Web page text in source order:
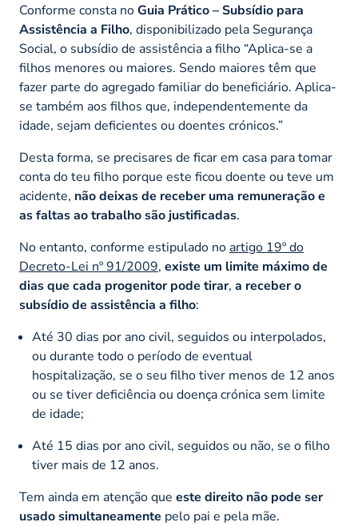
Conforme consta noGuia Prático – Subsídio para
Assistência a Filho, disponibilizado pela Segurança
Social, o subsídio de assistência a filho “Aplica-se a
filhos menores ou maiores. Sendo maiores têm que
fazer parte do agregado familiar do beneficiário. Aplica-
se também aos filhos que, independentemente da
idade, sejam deficientes ou doentes crónicos.”
Desta forma, se precisares de ficar em casa para tomar
conta do teu filho porque este ficou doente ou teve um
acidente, não deixas de receber uma remuneração e
as faltas ao trabalho são justificadas.
No entanto, conforme estipulado no artigo 19º do
Decreto-Lei nº 91/2009, existe um limite máximo de
dias que cada progenitor pode tirar, a receber o
subsídio de assistência a filho:
Até 30 dias por ano civil, seguidos ou interpolados,
ou durante todo o período de eventual
hospitalização, se o seu filho tiver menos de 12 anos
ou se tiver deficiência ou doença crónica sem limite
de idade;
Até 15 dias por ano civil, seguidos ou não, se o filho
tiver mais de 12 anos.
Tem ainda em atenção que este direito não pode ser
usado simultaneamente pelo pai e pela mãe.